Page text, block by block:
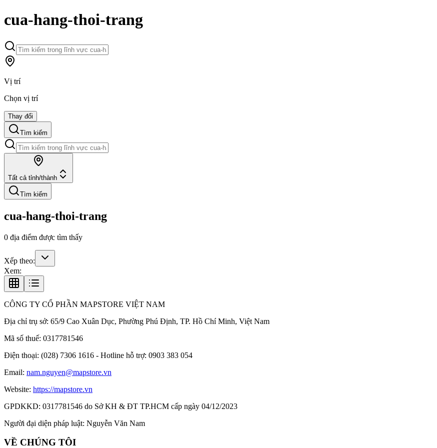
cua-hang-thoi-trang
Vị trí
Chọn vị trí
Thay đổi
Tìm kiếm
Tất cả tỉnh/thành
Tìm kiếm
cua-hang-thoi-trang
0 địa điểm được tìm thấy
Xếp theo:
Xem:
CÔNG TY CỔ PHẦN MAPSTORE VIỆT NAM
Địa chỉ trụ sở: 65/9 Cao Xuân Dục, Phường Phú Định, TP. Hồ Chí Minh, Việt Nam
Mã số thuế: 0317781546
Điện thoại: (028) 7306 1616 - Hotline hỗ trợ: 0903 383 054
Email: nam.nguyen@mapstore.vn
Website: https://mapstore.vn
GPDKKD: 0317781546 do Sở KH & ĐT TP.HCM cấp ngày 04/12/2023
Người đại diện pháp luật: Nguyễn Văn Nam
VỀ CHÚNG TÔI